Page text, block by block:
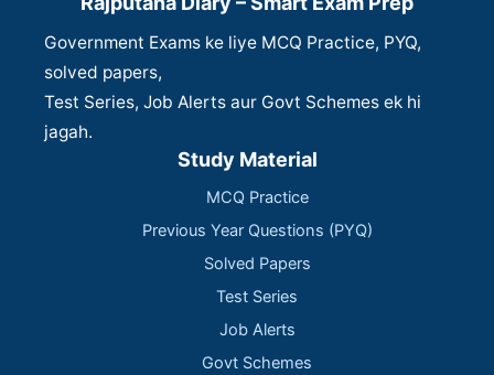
Government Exams ke liye MCQ Practice, PYQ,
solved papers,
Test Series, Job Alerts aur Govt Schemes ek hi
jagah.
Study Material
MCQ Practice
Previous Year Questions (PYQ)
Solved Papers
Test Series
Job Alerts
Govt Schemes